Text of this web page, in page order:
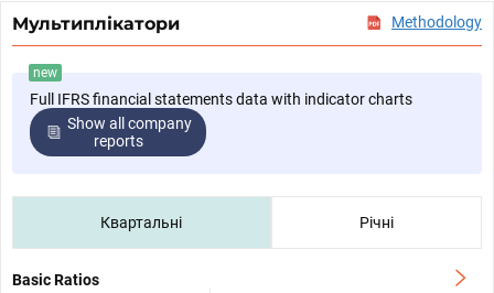
Мультиплікатори Methodology
new
Full IFRS financial statements data with indicator charts
Show all company
reports
Квартальні Річні
Basic Ratios